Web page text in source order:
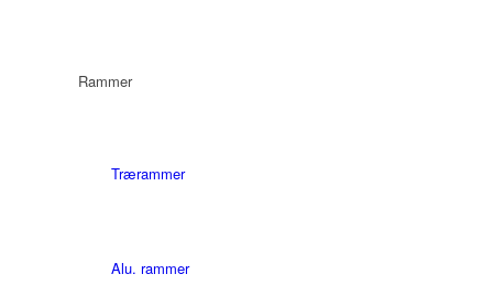
Rammer
Trærammer
Alu. rammer